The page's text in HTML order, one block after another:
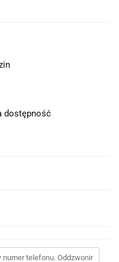
dostępność